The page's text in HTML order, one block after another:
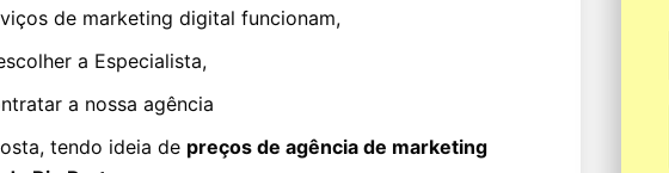
de marketing digital funcionam,
a Especialista,
a nossa agência
tendo ideia de preços de agência de marketing